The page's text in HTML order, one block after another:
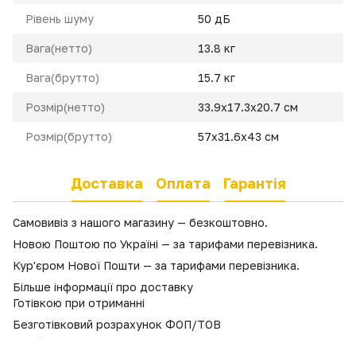
Pівень шуму 50 дБ
Вага(нетто) 13.8 кг
Вага(брутто) 15.7 кг
Розмір(нетто) 33.9x17.3x20.7 cм
Розмір(брутто) 57x31.6x43 см
Доставка Оплата Гарантія
Самовивіз з нашого магазину — безкоштовно.
Новою Поштою по Україні — за тарифами перевізника.
Кур'єром Нової Пошти — за тарифами перевізника.
Більше інформації про доставку
Готівкою при отриманні
Безготівковий розрахунок ФОП/ТОВ